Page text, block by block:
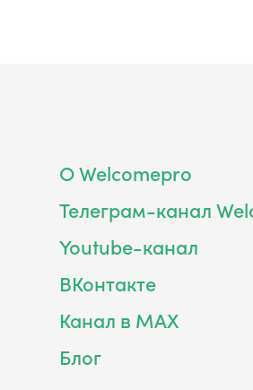
О Welcomepro
Телеграм-канал
Youtube-канал
ВКонтакте
Канал в MAX
Блог